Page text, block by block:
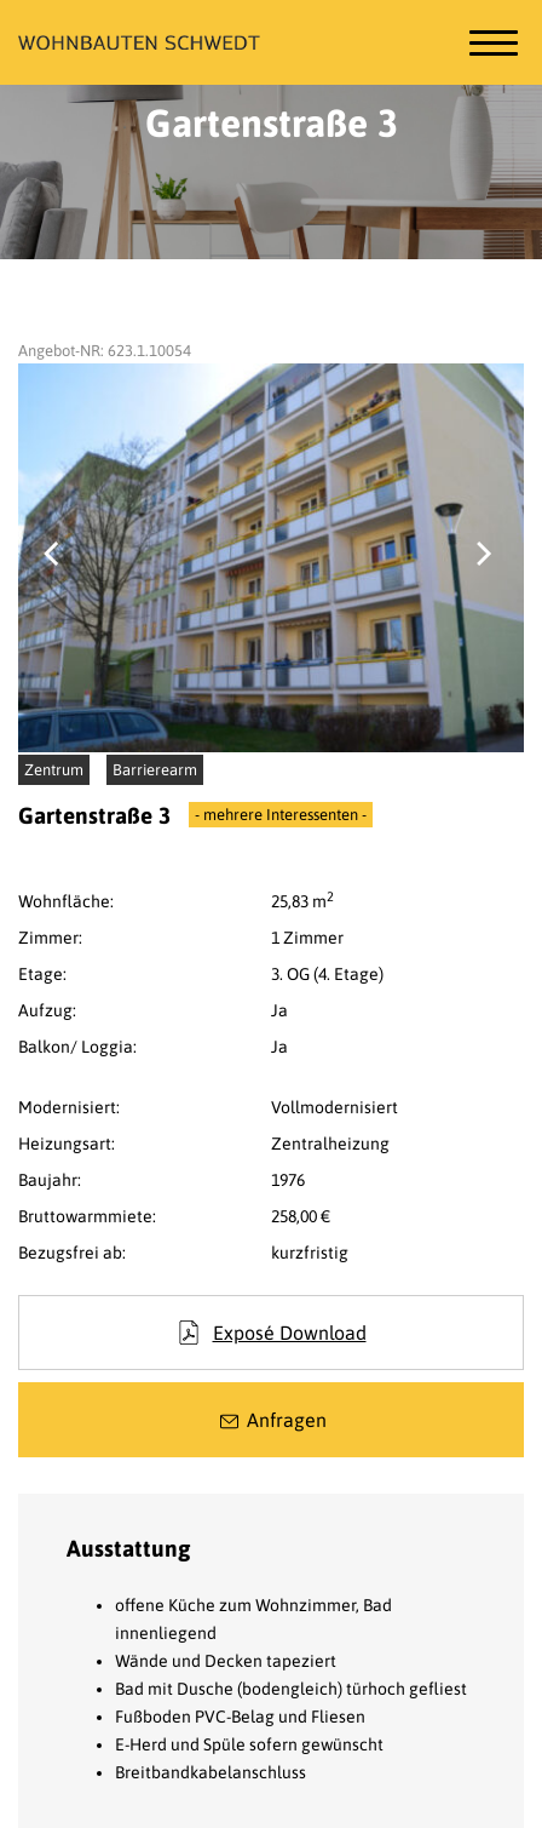
Gartenstraße 3
Angebot-NR: 623.1.10054
Zentrum Barrierearm
Gartenstraße 3 - mehrere Interessenten -
Wohnfläche: 25,83 m2
Zimmer:
1 Zimmer
Etage:
3. OG (4. Etage)
Aufzug:
Ja
Balkon/ Loggia:
Ja
Modernisiert:
Vollmodernisiert
Heizungsart:
Zentralheizung
Baujahr:
1976
Bruttowarmmiete:
258,00 €
Bezugsfrei ab:
kurzfristig
Exposé Download
Anfragen
Ausstattung
offene Küche zum Wohnzimmer, Bad
innenliegend
Wände und Decken tapeziert
Bad mit Dusche (bodengleich) türhoch gefliest
Fußboden PVC-Belag und Fliesen
E-Herd und Spüle sofern gewünscht
Breitbandkabelanschluss